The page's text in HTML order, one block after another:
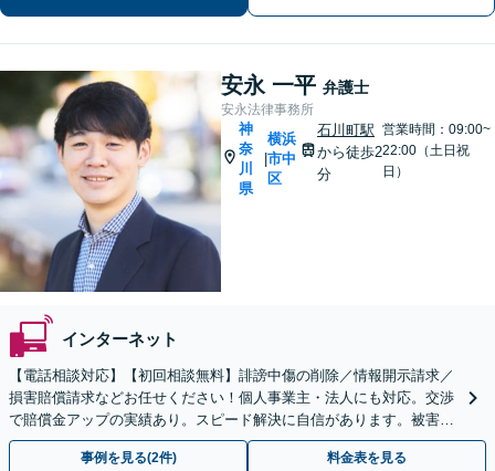
安永 一平 弁護士
安永法律事務所
神
奈
川
県
|
横浜
市中
区
石川町駅
から徒歩2
分
営業時間：09:00~
22:00（土日祝
日）
インターネット
【電話相談対応】【初回相談無料】誹謗中傷の削除／情報開示請求／
損害賠償請求などお任せください！個人事業主・法人にも対応。交渉
で賠償金アップの実績あり。スピード解決に自信があります。被害が
広がる前にお早めにご相談ください。【夜間・休日面談可】
事例を見る(2件) 料金表を見る